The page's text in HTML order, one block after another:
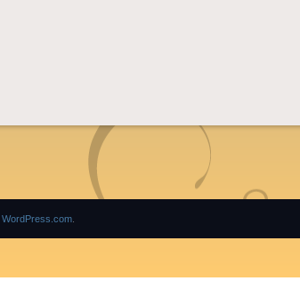
WordPress.com